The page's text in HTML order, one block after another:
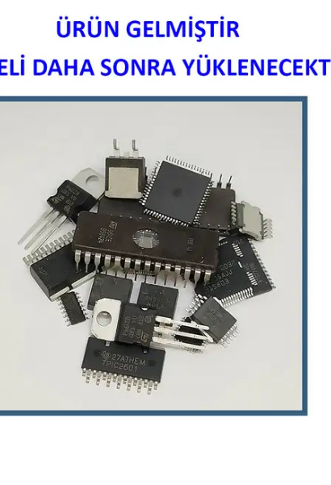
P SERİSİ ENTEGRELER
Z SERİSİ ENTEGRELER